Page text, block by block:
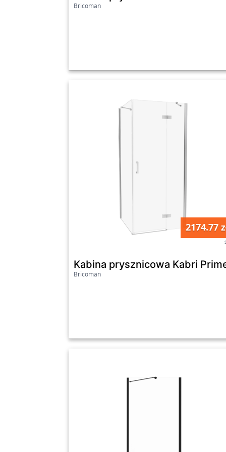
Bricoman
2174.77
Kabina prysznicowa Kabri
Bricoman